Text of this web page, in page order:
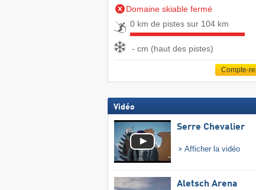
Domaine skiable fermé
0 km de pistes sur 104 km
- cm (haut des pistes)
Compte-
Vidéo
Serre Chevalier
Afficher la vidéo
Aletsch Arena